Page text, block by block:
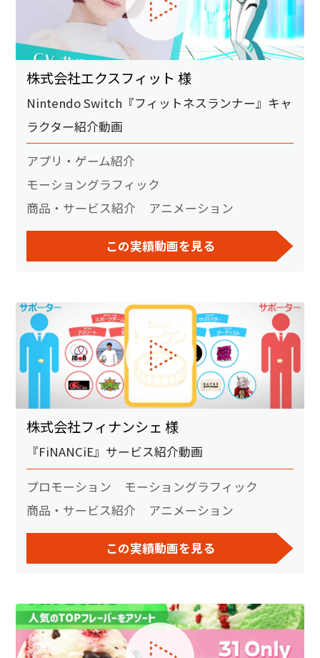
株式会社エクスフィット 様
Nintendo Switch『フィットネスランナー』キャ
ラクター紹介動画
アプリ・ゲーム紹介
モーショングラフィック
商品・サービス紹介
アニメーション
この実績動画を見る
株式会社フィナンシェ 様
『FiNANCiE』サービス紹介動画
プロモーション
モーショングラフィック
商品・サービス紹介
アニメーション
この実績動画を見る